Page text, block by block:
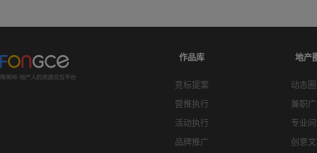
作品库
竞标提案
营推执行
活动执行
品牌推广
地产
动态
兼职
专业
创意